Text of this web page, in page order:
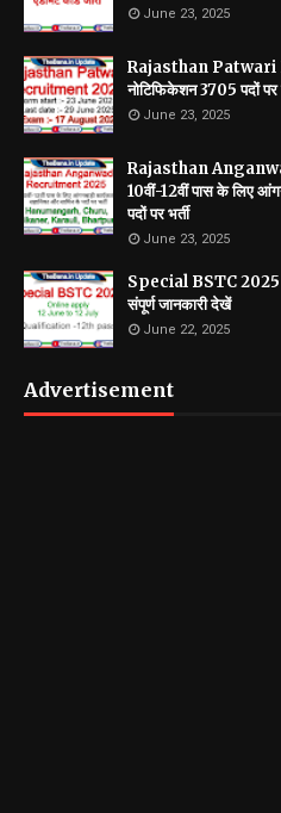
June 23, 2025
Rajasthan Patwari
नोटिफिकेशन 3705 पदों पर
June 23, 2025
Rajasthan
10वीं-12वीं पास के लिए
पदों पर भर्ती
June 23, 2025
Special BSTC 2025
संपूर्ण जानकारी देखें
June 22, 2025
Advertisement